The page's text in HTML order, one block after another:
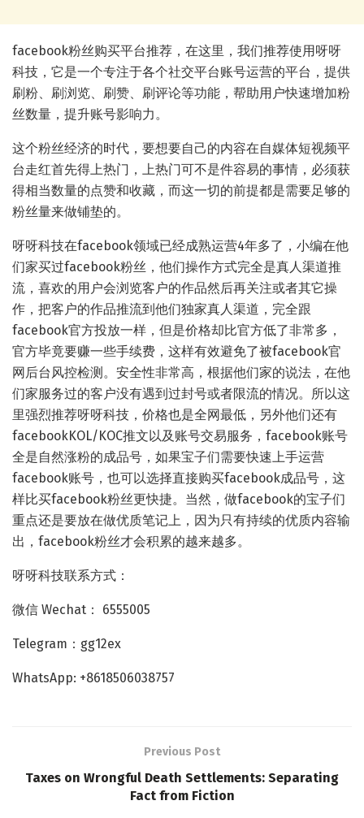
facebook粉丝购买平台推荐，在这里，我们推荐使用呀呀
科技，它是一个专注于各个社交平台账号运营的平台，提供
刷粉、刷浏览、刷赞、刷评论等功能，帮助用户快速增加粉
丝数量，提升账号影响力。
这个粉丝经济的时代，要想要自己的内容在自媒体短视频平
台走红首先得上热门，上热门可不是件容易的事情，必须获
得相当数量的点赞和收藏，而这一切的前提都是需要足够的
粉丝量来做铺垫的。
呀呀科技在facebook领域已经成熟运营4年多了，小编在他
们家买过facebook粉丝，他们操作方式完全是真人渠道推
流，喜欢的用户会浏览客户的作品然后再关注或者其它操
作，把客户的作品推流到他们独家真人渠道，完全跟
facebook官方投放一样，但是价格却比官方低了非常多，
官方毕竟要赚一些手续费，这样有效避免了被facebook官
网后台风控检测。安全性非常高，根据他们家的说法，在他
们家服务过的客户没有遇到过封号或者限流的情况。所以这
里强烈推荐呀呀科技，价格也是全网最低，另外他们还有
facebookKOL/KOC推文以及账号交易服务，facebook账号
全是自然涨粉的成品号，如果宝子们需要快速上手运营
facebook账号，也可以选择直接购买facebook成品号，这
样比买facebook粉丝更快捷。当然，做facebook的宝子们
重点还是要放在做优质笔记上，因为只有持续的优质内容输
出，facebook粉丝才会积累的越来越多。
呀呀科技联系方式：
微信 Wechat： 6555005
Telegram：gg12ex
WhatsApp: +8618506038757
Previous Post
Taxes on Wrongful Death Settlements: Separating
Fact from Fiction